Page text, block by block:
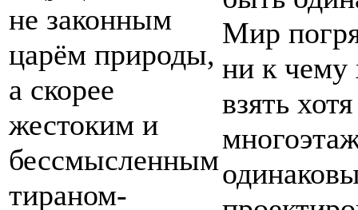
не законным
царём природы,
а скорее
жестоким и
бессмысленным
тираном-
Мир
ни к чему
взять